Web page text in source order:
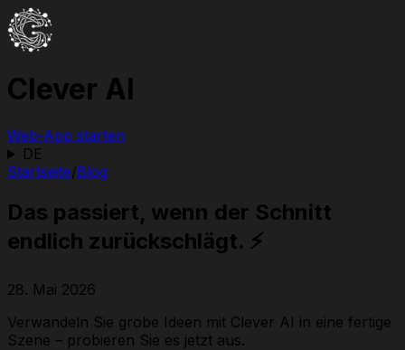
Clever AI
Web-App starten
DE
Startseite/Blog
Das passiert, wenn der Schnitt
endlich zurückschlägt. ⚡️
28. Mai 2026
Verwandeln Sie grobe Ideen mit Clever AI in eine fertige
Szene – probieren Sie es jetzt aus.